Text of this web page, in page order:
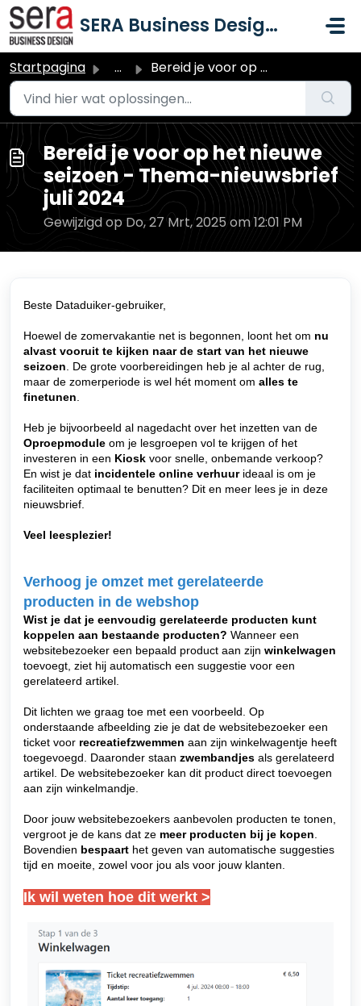
Doorgaan naar hoofdinhoud
SERA Business Design B.V.
Startpagina ... Bereid je voor op het nieuwe seizoen - Thema-nieuwsbrief ...
Bereid je voor op het nieuwe
seizoen - Thema-nieuwsbrief
juli 2024
Gewijzigd op Do, 27 Mrt, 2025 om 12:01 PM
Beste Dataduiker-gebruiker,
Hoewel de zomervakantie net is begonnen, loont het om nu
alvast vooruit te kijken naar de start van het nieuwe
seizoen . De grote voorbereidingen heb je al achter de rug,
maar de zomerperiode is wel hét moment om alles te
finetunen
Heb je bijvoorbeeld al nagedacht over het inzetten van de
Oproepmodule om je lesgroepen vol te krijgen of het
investeren in een Kiosk voor snelle, onbemande verkoop?
En wist je dat incidentele online verhuurideaal is om je
faciliteiten optimaal te benutten? Dit en meer lees je in deze
nieuwsbrief.
Veel leesplezier!
Verhoog je omzet met gerelateerde
producten in de webshop
Wist je dat je eenvoudig gerelateerde producten kunt
koppelen aan bestaande producten? Wanneer een
websitebezoeker een bepaald product aan zijn winkelwagen
toevoegt, ziet hij automatisch een suggestie voor een
gerelateerd artikel.
Dit lichten we graag toe met een voorbeeld. Op
onderstaande afbeelding zie je dat de websitebezoeker een
ticket voor recreatiefzwemmen aan zijn winkelwagentje heeft
toegevoegd. Daaronder staan zwembandjes als gerelateerd
artikel. De websitebezoeker kan dit product direct toevoegen
aan zijn winkelmandje.
Door jouw websitebezoekers aanbevolen producten te tonen,
vergroot je de kans dat ze meer producten bij je kopen
Bovendien bespaart het geven van automatische suggesties
tijd en moeite, zowel voor jou als voor jouw klanten.
Ik wil weten hoe dit werkt >